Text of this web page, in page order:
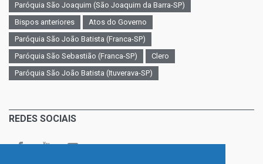
Paróquia São Joaquim (São Joaquim da Barra-SP)
Bispos anteriores
Atos do Governo
Paróquia São João Batista (Franca-SP)
Paróquia São Sebastião (Franca-SP)
Clero
Paróquia São João Batista (Ituverava-SP)
REDES SOCIAIS